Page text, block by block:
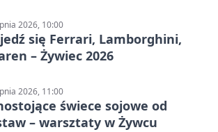
2026, 10:00
się Ferrari, Lamborghini,
– Żywiec 2026
2026, 11:00
świece sojowe od
– warsztaty w Żywcu